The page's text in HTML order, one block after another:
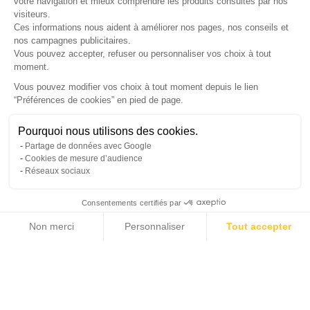
visiteurs.
Ces informations nous aident à améliorer nos pages, nos conseils et
nos campagnes publicitaires.
Vous pouvez accepter, refuser ou personnaliser vos choix à tout
moment.
Vous pouvez modifier vos choix à tout moment depuis le lien
“Préférences de cookies” en pied de page.
Pourquoi nous utilisons des cookies.
Partage de données avec Google
Cookies de mesure d’audience
Réseaux sociaux
Consentements certifiés par
Non merci Personnaliser Tout accepter
Gérer mes cookies
LETTRE D'INFORMATIONS
© Copyright 2026 France Galerie. Tous droits reservés.
Cliquez-ici pour modifier vos préférences en matière de cookies